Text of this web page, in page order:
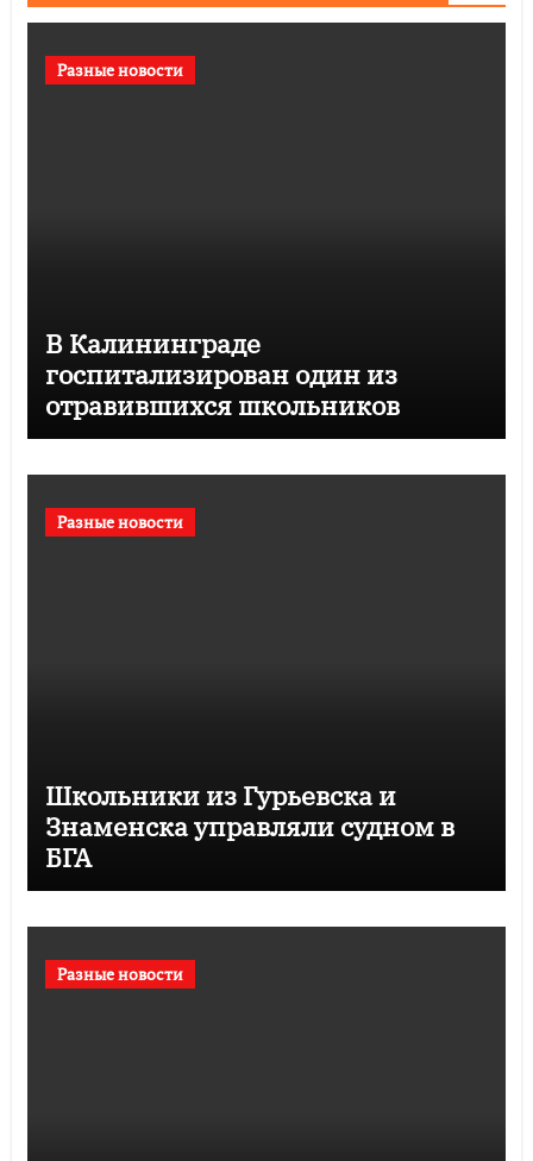
Разные новости
В Калининграде
госпитализирован один из
отравившихся школьников
Разные новости
Школьники из Гурьевска и
Знаменска управляли судном в
БГА
Разные новости